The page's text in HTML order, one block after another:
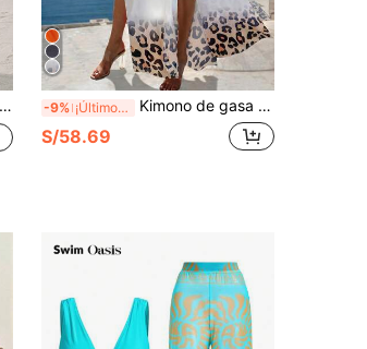
-9% ¡Últimos 2 días Kimono de gasa con estampado de leopardo, con cinturón transparente en la cintura, efecto ombré, para mujer, para primavera/verano y vacaciones en la playa, color blanco
S/58.69